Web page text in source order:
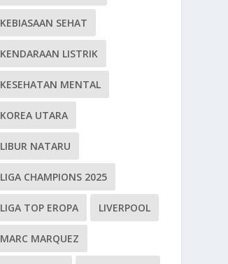
KEBIASAAN SEHAT
KENDARAAN LISTRIK
KESEHATAN MENTAL
KOREA UTARA
LIBUR NATARU
LIGA CHAMPIONS 2025
LIGA TOP EROPA LIVERPOOL
MARC MARQUEZ